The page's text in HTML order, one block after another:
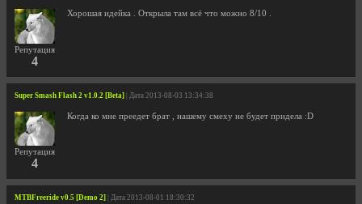
Репутация
4
Хорошая идейка . Открыла там всё что можно 8/10 .
Super Smash Flash 2 v1.0.2 [Beta] | Дата 2013-08-03 13:34:38
Репутация
4
Когда ко мне преедет брат , нашему смеху не будет придела :D
MTBFreeride v0.5 [Demo 2] | Дата 2013-08-01 18:30:32